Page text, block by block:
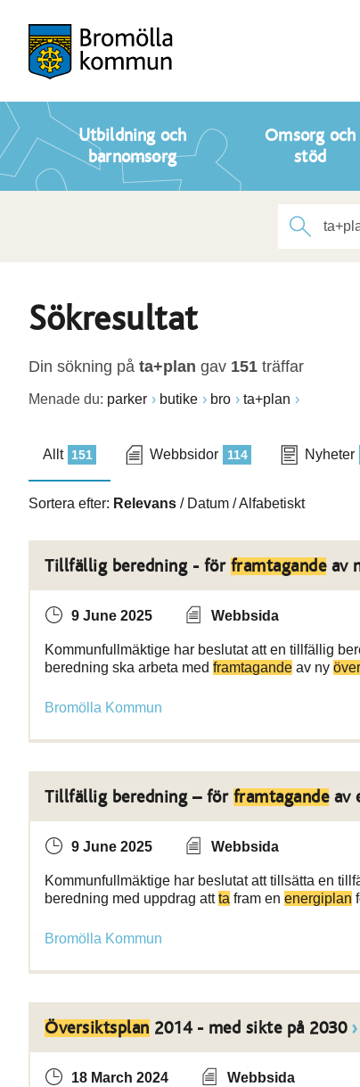
Utbildning och
barnomsorg
Omsorg och
stöd
Sökresultat
Din sökning på ta+plan gav 151 träffar
Menade du: parker butike bro ta+plan
151
Allt 114
Webbsidor Nyheter
Sortera efter: Relevans / Datum /Alfabetiskt
Tillfällig beredning - för framtagandeav
9 June 2025 Webbsida
Kommunfullmäktige har beslutat att en tillfällig
beredning ska arbeta med framtagande av ny
Bromölla Kommun
Tillfällig beredning – för framtagandeav
9 June 2025 Webbsida
Kommunfullmäktige har beslutat att tillsätta en
beredning med uppdrag attta fram en energiplan
Bromölla Kommun
Översiktsplan 2014 - med sikte på 2030
18 March 2024 Webbsida